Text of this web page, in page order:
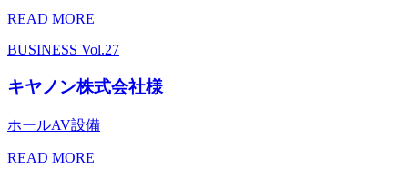
READ MORE
BUSINESS Vol.27
キヤノン株式会社様
ホールAV設備
READ MORE